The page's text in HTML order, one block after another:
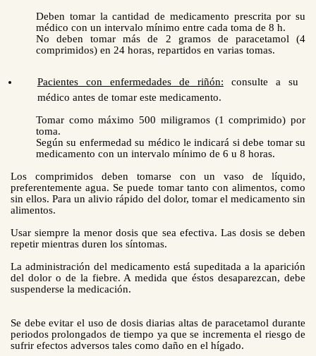
Deben tomar la cantidad de medicamento prescrita por su
médico con un intervalo mínimo entre cada toma de 8 h.
No deben tomar más de
2 gramos
de paracetamol (4
comprimidos) en 24 horas, repartidos en varias tomas.
Pacientes con enfermedades de riñón:
consulte a su
médico antes de tomar este medicamento.
Tomar como máximo 500 miligramos (1 comprimido) por
toma.
Según su enfermedad su médico le indicará si debe tomar su
medicamento con un intervalo mínimo de 6 u 8 horas.
Los comprimidos deben tomarse con un vaso de líquido,
preferentemente agua. Se puede tomar tanto con alimentos, como
sin ellos. Para un alivio rápido del dolor, tomar el medicamento sin
alimentos.
Usar siempre la menor dosis que sea efectiva. Las dosis se deben
repetir mientras duren los síntomas.
La administración del medicamento está supeditada a la aparición
del dolor o de la fiebre. A medida que éstos desaparezcan, debe
suspenderse la medicación.
Se debe evitar el uso de dosis diarias altas de paracetamol durante
periodos prolongados de tiempo ya que se incrementa el riesgo de
sufrir efectos adversos tales como daño en el hígado.